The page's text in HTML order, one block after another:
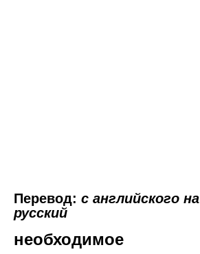
Перевод: с английского на
русский
необходимое